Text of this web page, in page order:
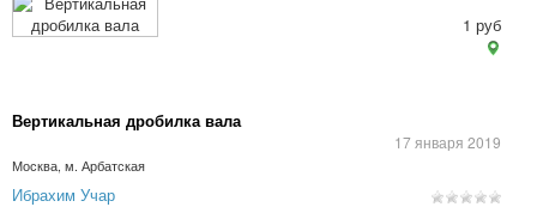
Вертикальная дробилка вала
17 января 2019
Москва, м. Арбатская
1 руб
Ибрахим Учар